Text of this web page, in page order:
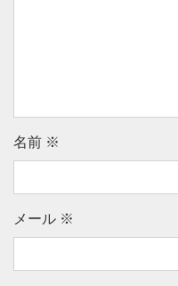
名前 ※
メール ※